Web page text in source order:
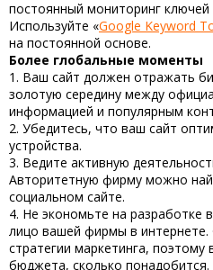
постоянный мониторинг ключей
Используйте «Google Keyword
на постоянной основе.
Более глобальные моменты
1. Ваш сайт должен отражать
золотую середину между
информацией и популярным
2. Убедитесь, что ваш сайт
устройства.
3. Ведите активную
Авторитетную фирму можно
социальном сайте.
4. Не экономьте на разработке
лицо вашей фирмы в
стратегии маркетинга,
бюджета, сколько понадобится.